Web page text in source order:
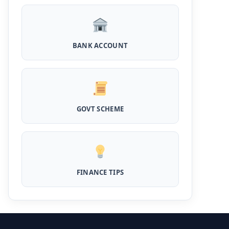
घर बैठे खोले ये जीरो बैलेंस बैंक अकाउंट, फ्री डेबिट कार्ड
और जमा पर तगड़ा ब्याज
UPI Credit Line Loan: अब UPI से भी ले सकते है
50000 तक का लोन, बस अपने मोबाइल से ऐसे करे अप्लाई
Pradhanmantri Home Loan Yojana: गरीब
लाख को मिलेगा पैसा
Dairy Farming Loan Apply Online: डेयरी
फार्मिंग लोन योजना के आवेदन हुए शुरू, इस प्रकार ले सकते
है दस लाख तक का लोन
PM Kusum Yojana Loan: किसानों को भारत
सरकार की इस योजना के तहत मिलता है तगड़ा लोन, साथ ही
BANK ACCOUNT
GOVT SCHEME
FINANCE TIPS